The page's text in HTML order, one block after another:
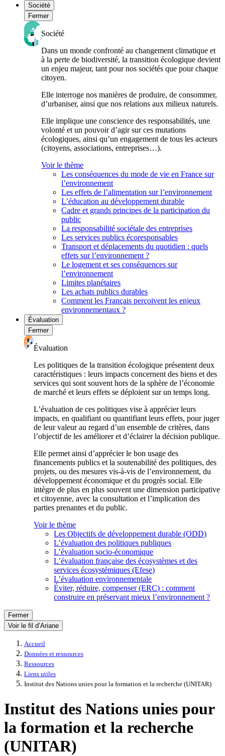
Société
Fermer
Société
Dans un monde confronté au changement climatique et
à la perte de biodiversité, la transition écologique devient
un enjeu majeur, tant pour nos sociétés que pour chaque
citoyen.
Elle interroge nos manières de produire, de consommer,
d’urbaniser, ainsi que nos relations aux milieux naturels.
Elle implique une conscience des responsabilités, une
volonté et un pouvoir d’agir sur ces mutations
écologiques, ainsi qu’un engagement de tous les acteurs
(citoyens, associations, entreprises…).
Voir le thème
Les conséquences du mode de vie en France sur
l’environnement
Les effets de l’alimentation sur l’environnement
L’éducation au développement durable
Cadre et grands principes de la participation du
public
La responsabilité sociétale des entreprises
Les services publics écoresponsables
Transport et déplacements du quotidien : quels
effets sur l’environnement ?
Le logement et ses conséquences sur
l’environnement
Limites planétaires
Les achats publics durables
Comment les Français perçoivent les enjeux
environnementaux ?
Évaluation
Fermer
Évaluation
Les politiques de la transition écologique présentent deux
caractéristiques : leurs impacts concernent des biens et des
services qui sont souvent hors de la sphère de l’économie
de marché et leurs effets se déploient sur un temps long.
L’évaluation de ces politiques vise à apprécier leurs
impacts, en qualifiant ou quantifiant leurs effets, pour juger
de leur valeur au regard d’un ensemble de critères, dans
l’objectif de les améliorer et d’éclairer la décision publique.
Elle permet ainsi d’apprécier le bon usage des
financements publics et la soutenabilité des politiques, des
projets, ou des mesures vis-à-vis de l’environnement, du
développement économique et du progrès social. Elle
intègre de plus en plus souvent une dimension participative
et citoyenne, avec la consultation et l’implication des
parties prenantes et du public.
Voir le thème
Les Objectifs de développement durable (ODD)
L’évaluation des politiques publiques
L’évaluation socio-économique
L’évaluation française des écosystèmes et des
services écosystémiques (Efese)
L’évaluation environnementale
Éviter, réduire, compenser (ERC) : comment
construire en préservant mieux l’environnement ?
Fermer
Voir le fil d’Ariane
Accueil
Données et ressources
Ressources
Liens utiles
Institut des Nations unies pour la formation et la recherche (UNITAR)
Institut des Nations unies pour
la formation et la recherche
(UNITAR)